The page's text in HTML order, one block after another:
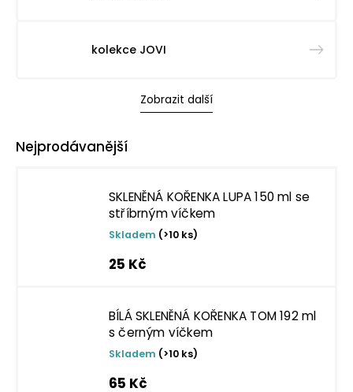
kolekce JOVI
Zobrazit další
Nejprodávanější
SKLENĚNÁ KOŘENKA LUPA 150 ml se
stříbrným víčkem
Skladem (>10 ks)
25 Kč
BÍLÁ SKLENĚNÁ KOŘENKA TOM 192 ml
s černým víčkem
Skladem (>10 ks)
65 Kč